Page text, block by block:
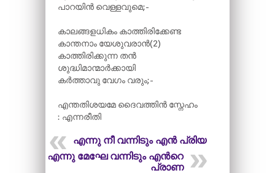
പാറയിൻ വെള്ളവുമെ;-
കാലങ്ങളധികം കാത്തിരിക്കേണ്ട
കാന്തനാം യേശുവരാൻ(2)
കാത്തിരിക്കുന്ന തൻ
ശുദ്ധിമാന്മാർക്കായി
കർത്താവു വേഗം വരും;-
എന്തതിശയമേ ദൈവത്തിൻ സ്നേഹം
: എന്നരീതി
എന്നു നീ വന്നിടും എൻ പ്രിയ
എന്നു മേഘേ വന്നിടും എന്‍റെ
പ്രാണ